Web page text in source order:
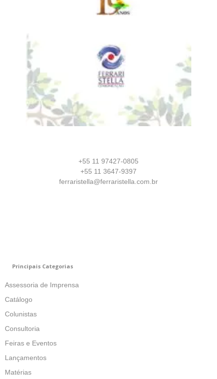
+55 11 97427-0805
+55 11 3647-9397
ferraristella@ferraristella.com.br
Principais Categorias
Assessoria de Imprensa
Catálogo
Colunistas
Consultoria
Feiras e Eventos
Lançamentos
Matérias